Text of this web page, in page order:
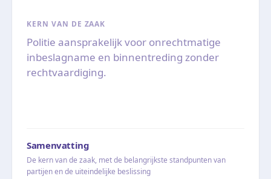
KERN VAN DE ZAAK
Politie aansprakelijk voor onrechtmatige
inbeslagname en binnentreding zonder
rechtvaardiging.
Samenvatting
De kern van de zaak, met de belangrijkste standpunten van
partijen en de uiteindelijke beslissing